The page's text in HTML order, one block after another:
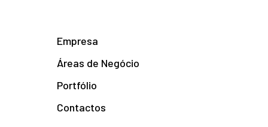
Empresa
Áreas de Negócio
Portfólio
Contactos